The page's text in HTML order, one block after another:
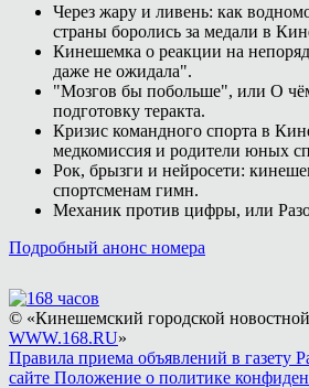
Через жару и ливень: как
страны боролись за медали в
Кинешемка о реакции на
даже не ожидала".
"Мозгов бы побольше", или О
подготовку теракта.
Кризис командного спорта в
медкомиссия и родители юных
Рок, брызги и нейросети:
спортсменам гимн.
Механик против цифры, или
Подробный анонс номера
© «Кинешемский городской
WWW.168.RU»
Правила приема объявлений в газету
сайте Положение о политике